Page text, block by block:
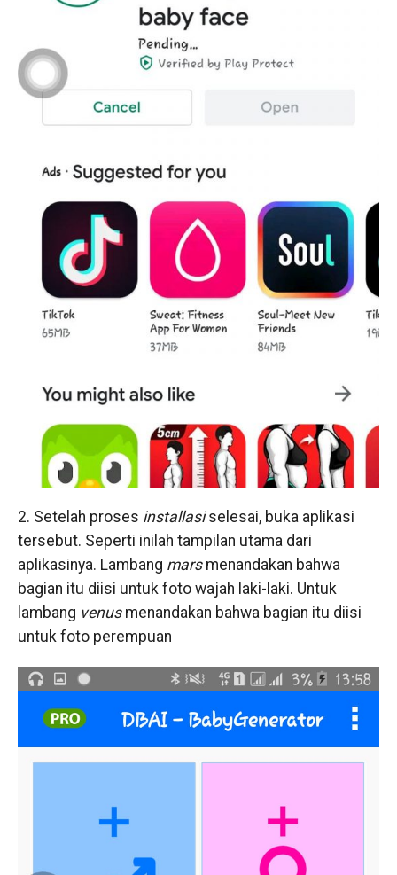
2. Setelah proses installasiselesai, buka aplikasi
tersebut. Seperti inilah tampilan utama dari
aplikasinya. Lambang marsmenandakan bahwa
bagian itu diisi untuk foto wajah laki-laki. Untuk
lambang venus menandakan bahwa bagian itu diisi
untuk foto perempuan